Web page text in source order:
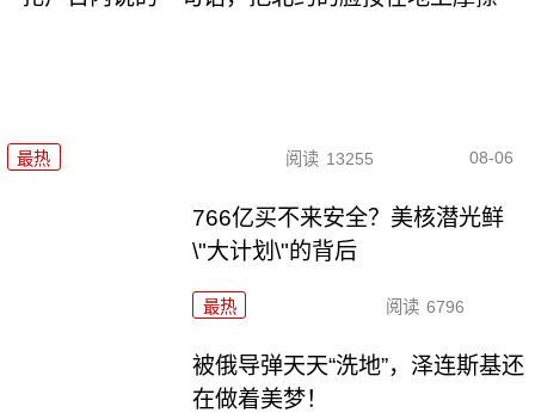
最热 阅读 13255 08-06
766亿买不来安全？美核潜光鲜
\"大计划\"的背后
最热 阅读 6796
被俄导弹天天“洗地”，泽连斯基还
在做着美梦！